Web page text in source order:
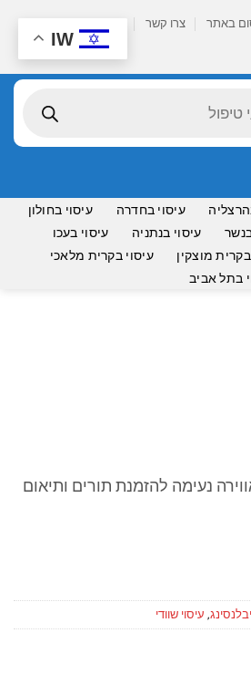
באתר צרו קשר
עיסוי בחדרה
עיסוי בחולון
עיסוי בנתניה
עיסוי בעכו
בקרית מוצקין
עיסוי בקרית מלאכי
בתל אביב
נעימה להזמנת תורים ותיאום
, עיסוי שוודי
IW